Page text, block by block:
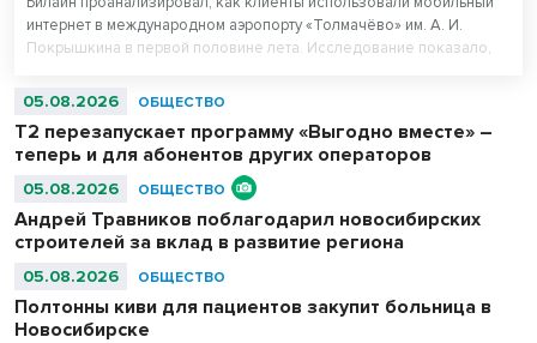
интернет в международном аэропорту «Толмачёво» им. А. И.
Покрышкина в первой половине лета. Исследование показало,
сервисов у пассажиров 16–44 лет. При этом миллениалы (29–44
аэропорту.
05.08.2026 ОБЩЕСТВО
Т2 перезапускает программу «Выгодно вместе» –
теперь и для абонентов других операторов
05.08.2026 ОБЩЕСТВО
Андрей Травников поблагодарил новосибирских
строителей за вклад в развитие региона
05.08.2026 ОБЩЕСТВО
Полтонны киви для пациентов закупит больница в
Новосибирске